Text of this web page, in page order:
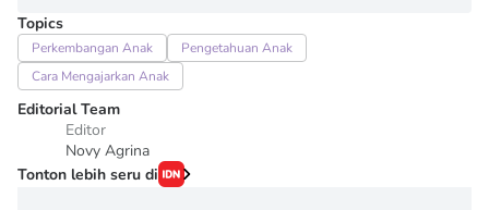
Topics
Perkembangan Anak
Pengetahuan Anak
Cara Mengajarkan Anak
Editorial Team
Editor
Novy Agrina
Tonton lebih seru di